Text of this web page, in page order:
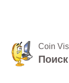
Coin